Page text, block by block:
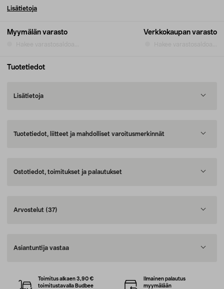
Myymälän varasto Verkkokaupan varasto
Lisätietoja
Tuotetiedot
Lisätietoja
Tuotetiedot, liitteet ja mahdolliset varoitusmerkinnät
Ostotiedot, toimitukset ja palautukset
Arvostelut (37)
Asiantuntija vastaa
Toimitus alkaen 3,90 €
toimitustavalla Budbee
Ilmainen palautus
myymälään